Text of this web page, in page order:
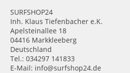
SURFSHOP24
Inh. Klaus Tiefenbacher e.K.
Apelsteinallee 18
04416 Markkleeberg
Deutschland
Tel.: 034297 141833
E-Mail: info@surfshop24.de